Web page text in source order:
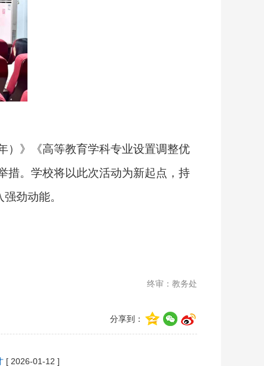
）》《高等教育学科专业设置调整优
措。学校将以此次活动为新起点，持
劲动能。
终审：教务处
分享到：
[ 2026-01-12 ]